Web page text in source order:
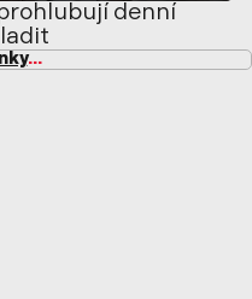
denní
...